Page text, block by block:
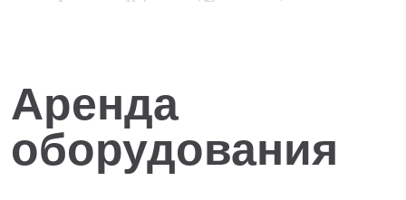
Аренда
оборудования